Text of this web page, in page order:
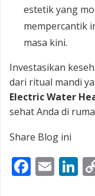
estetik yang
mempercantik
masa kini.
Investasikan
dari ritual mandi
Electric Water
sehat Anda di
Share Blog ini